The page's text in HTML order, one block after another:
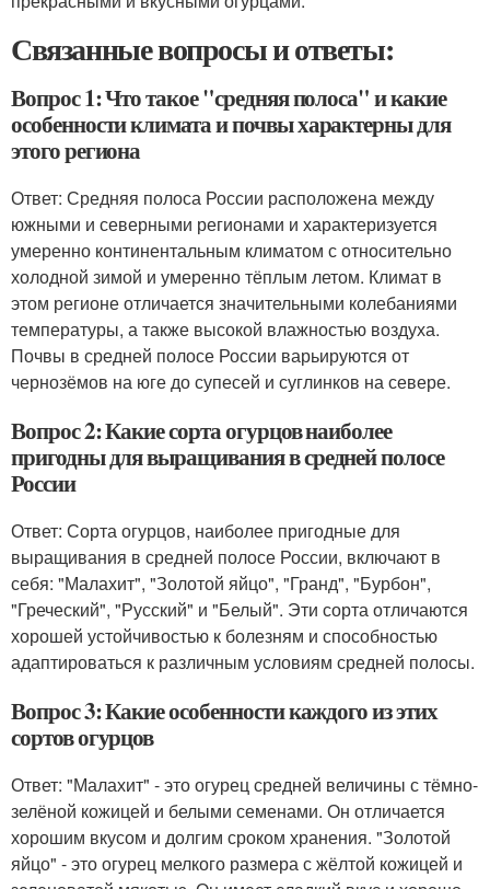
Связанные вопросы и ответы:
Вопрос 1: Что такое "средняя полоса" и какие
особенности климата и почвы характерны для
этого региона
Ответ: Средняя полоса России расположена между
южными и северными регионами и характеризуется
умеренно континентальным климатом с относительно
холодной зимой и умеренно тёплым летом. Климат в
этом регионе отличается значительными колебаниями
температуры, а также высокой влажностью воздуха.
Почвы в средней полосе России варьируются от
чернозёмов на юге до супесей и суглинков на севере.
Вопрос 2: Какие сорта огурцов наиболее
пригодны для выращивания в средней полосе
России
Ответ: Сорта огурцов, наиболее пригодные для
выращивания в средней полосе России, включают в
себя: "Малахит", "Золотой яйцо", "Гранд", "Бурбон",
"Греческий", "Русский" и "Белый". Эти сорта отличаются
хорошей устойчивостью к болезням и способностью
адаптироваться к различным условиям средней полосы.
Вопрос 3: Какие особенности каждого из этих
сортов огурцов
Ответ: "Малахит" - это огурец средней величины с тёмно-
зелёной кожицей и белыми семенами. Он отличается
хорошим вкусом и долгим сроком хранения. "Золотой
яйцо" - это огурец мелкого размера с жёлтой кожицей и